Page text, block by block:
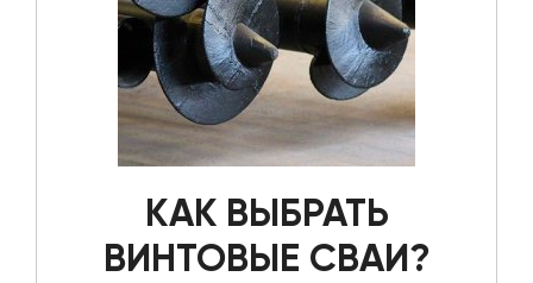
КАК ВЫБРАТЬ
ВИНТОВЫЕ СВАИ?